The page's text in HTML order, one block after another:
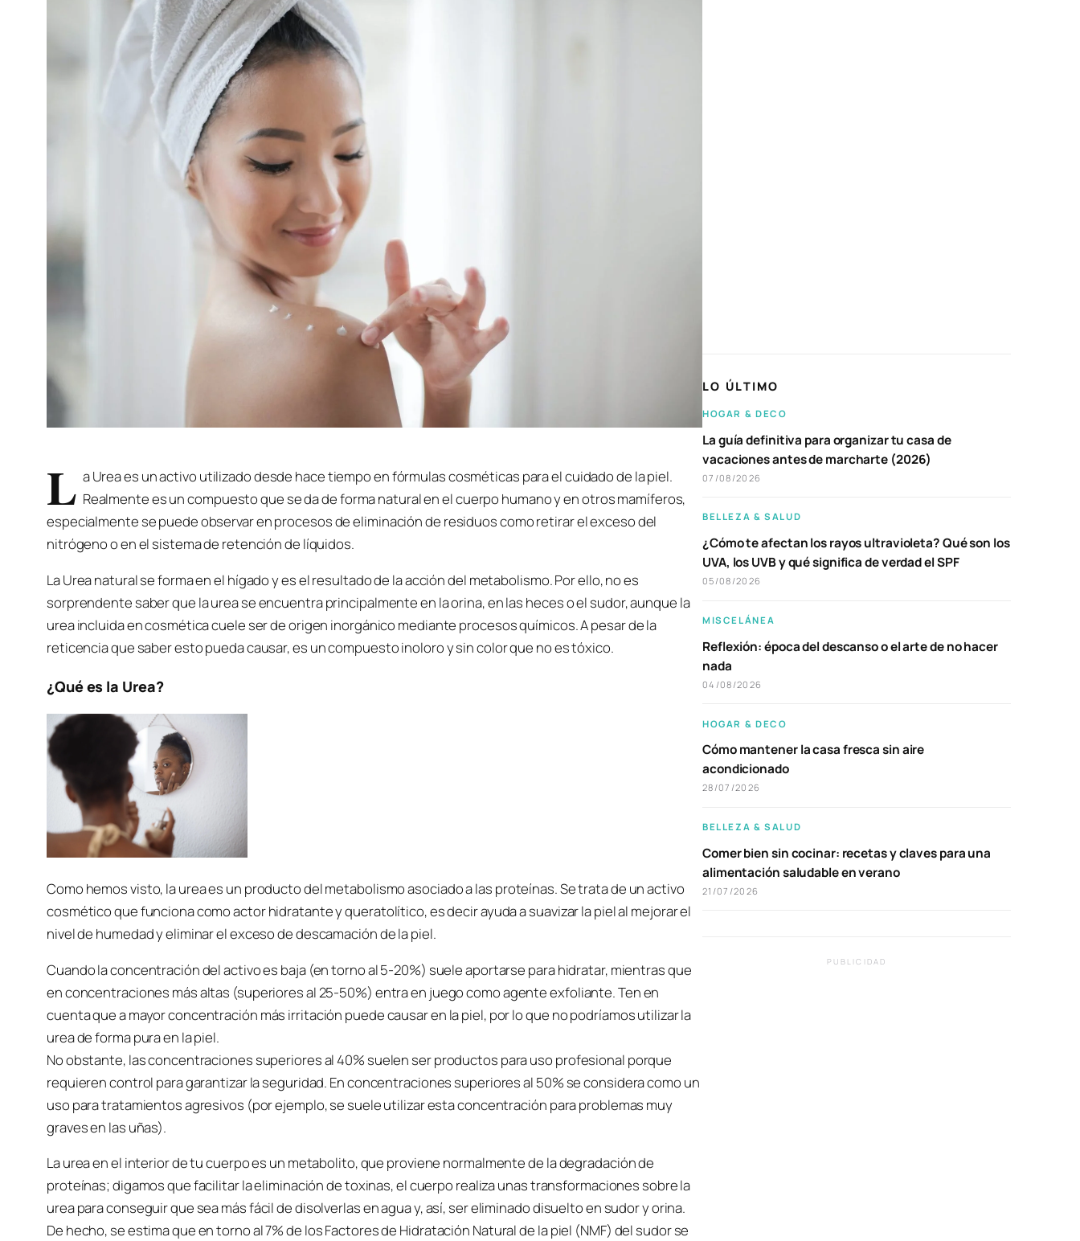
L a Urea es un activo utilizado desde hace tiempo en fórmulas cosméticas para el cuidado de la piel.
Realmente es un compuesto que se da de forma natural en el cuerpo humano y en otros mamíferos,
especialmente se puede observar en procesos de eliminación de residuos como retirar el exceso del
nitrógeno o en el sistema de retención de líquidos.
La Urea natural se forma en el hígado y es el resultado de la acción del metabolismo. Por ello, no es
sorprendente saber que la urea se encuentra principalmente en la orina, en las heces o el sudor, aunque la
urea incluida en cosmética cuele ser de origen inorgánico mediante procesos químicos. A pesar de la
reticencia que saber esto pueda causar, es un compuesto inoloro y sin color que no es tóxico.
¿Qué es la Urea?
Como hemos visto, la urea es un producto del metabolismo asociado a las proteínas. Se trata de un activo
cosmético que funciona como actor hidratante y queratolítico, es decir ayuda a suavizar la piel al mejorar el
nivel de humedad y eliminar el exceso de descamación de la piel.
Cuando la concentración del activo es baja (en torno al 5-20%) suele aportarse para hidratar, mientras que
en concentraciones más altas (superiores al 25-50%) entra en juego como agente exfoliante. Ten en
cuenta que a mayor concentración más irritación puede causar en la piel, por lo que no podríamos utilizar la
urea de forma pura en la piel.
No obstante, las concentraciones superiores al 40% suelen ser productos para uso profesional porque
requieren control para garantizar la seguridad. En concentraciones superiores al 50% se considera como un
uso para tratamientos agresivos (por ejemplo, se suele utilizar esta concentración para problemas muy
graves en las uñas).
La urea en el interior de tu cuerpo es un metabolito, que proviene normalmente de la degradación de
proteínas; digamos que facilitar la eliminación de toxinas, el cuerpo realiza unas transformaciones sobre la
urea para conseguir que sea más fácil de disolverlas en agua y, así, ser eliminado disuelto en sudor y orina.
De hecho, se estima que en torno al 7% de los Factores de Hidratación Natural de la piel (NMF) del sudor se
LO ÚLTIMO
HOGAR & DECO
La guía definitiva para organizar tu casa de
vacaciones antes de marcharte (2026)
07/08/2026
BELLEZA & SALUD
¿Cómo te afectan los rayos ultravioleta? Qué son los
UVA, los UVB y qué significa de verdad el SPF
05/08/2026
MISCELÁNEA
Reflexión: época del descanso o el arte de no hacer
nada
04/08/2026
HOGAR & DECO
Cómo mantener la casa fresca sin aire
acondicionado
28/07/2026
BELLEZA & SALUD
Comer bien sin cocinar: recetas y claves para una
alimentación saludable en verano
21/07/2026
PUBLICIDAD